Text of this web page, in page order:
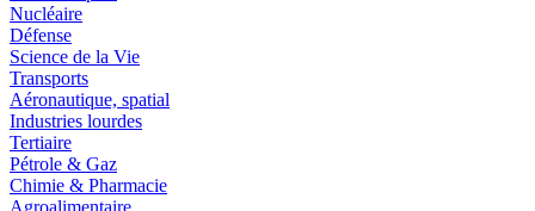
Nucléaire
Défense
Science de la Vie
Transports
Aéronautique, spatial
Industries lourdes
Tertiaire
Pétrole & Gaz
Chimie & Pharmacie